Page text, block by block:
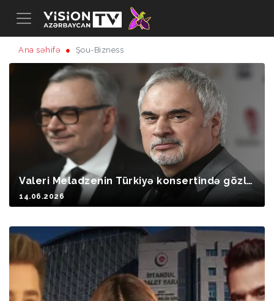
Ana səhifə Şou-Bizness
Valeri Meladzenin Türkiyə konsertində gözlə
nilməz hadisə baş verib
14.06.2026